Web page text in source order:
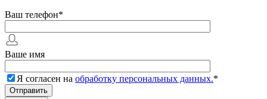
Ваш телефон*
Ваше имя
Я согласен на обработку персональных данных.*